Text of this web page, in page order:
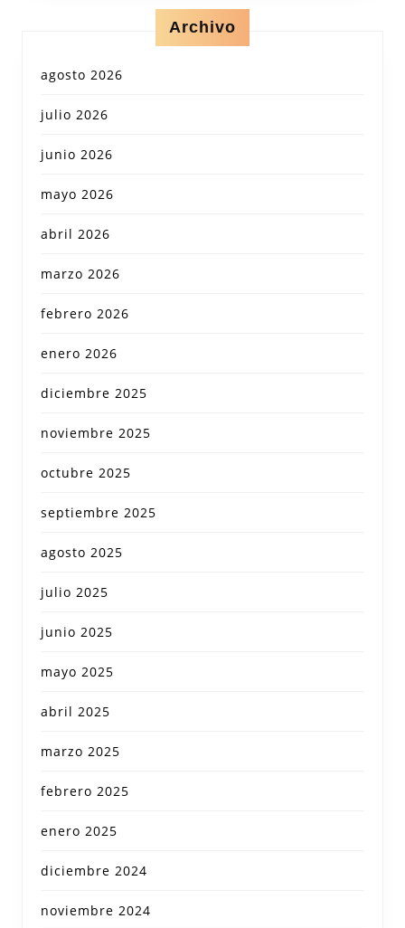
Archivo
agosto 2026
julio 2026
junio 2026
mayo 2026
abril 2026
marzo 2026
febrero 2026
enero 2026
diciembre 2025
noviembre 2025
octubre 2025
septiembre 2025
agosto 2025
julio 2025
junio 2025
mayo 2025
abril 2025
marzo 2025
febrero 2025
enero 2025
diciembre 2024
noviembre 2024